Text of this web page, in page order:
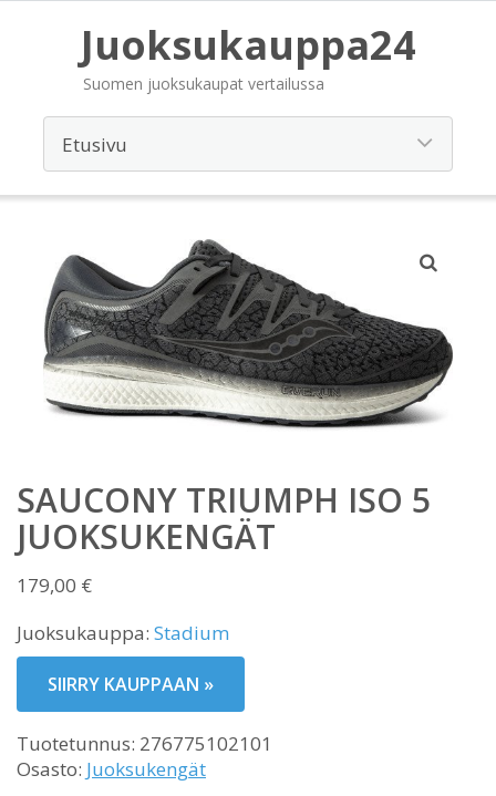
Juoksukauppa24
Suomen juoksukaupat vertailussa
SAUCONY TRIUMPH ISO 5
JUOKSUKENGÄT
179,00 €
Juoksukauppa: Stadium
SIIRRY KAUPPAAN »
Tuotetunnus: 276775102101
Osasto: Juoksukengät